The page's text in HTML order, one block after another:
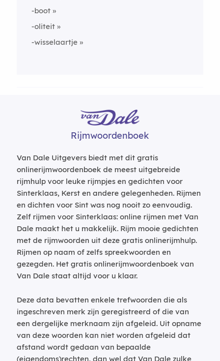
-boot
-oliteit
-wisselaartje
Rijmwoordenboek
Van Dale Uitgevers biedt met dit gratis
onlinerijmwoordenboek de meest uitgebreide
rijmhulp voor leuke rijmpjes en gedichten voor
Sinterklaas, Kerst en andere gelegenheden. Rijmen
en dichten voor Sint was nog nooit zo eenvoudig.
Zelf rijmen voor Sinterklaas: online rijmen met Van
Dale maakt het u makkelijk. Rijm mooie gedichten
met de rijmwoorden uit deze gratis onlinerijmhulp.
Rijmen op naam of zelfs spreekwoorden en
gezegden. Het gratis onlinerijmwoordenboek van
Van Dale staat altijd voor u klaar.
Deze data bevatten enkele trefwoorden die als
ingeschreven merk zijn geregistreerd of die van
een dergelijke merknaam zijn afgeleid. Uit opname
van deze woorden kan niet worden afgeleid dat
afstand wordt gedaan van bepaalde
(eigendoms)rechten, dan wel dat Van Dale zulke